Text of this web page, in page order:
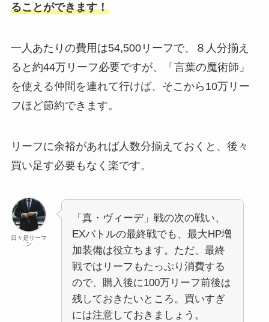
ることができます！
一人あたりの費用は54,500リーフで、８人分揃え
ると約44万リーフ必要ですが、「言葉の魔術師」
を使える仲間を連れて行けば、そこから10万リー
フほど節約できます。
リーフに余裕があれば人数分揃えておくと、後々
買い足す必要もなく楽です。
日々是リーマ
ン
「真・ヴィーデ」戦の次の戦い、
EXバトルの最終戦でも、最大HP増
加装備は役立ちます。ただ、最終
戦ではリーフもたっぷり消費する
ので、購入後に100万リーフ前後は
残しておきたいところ。買いすぎ
には注意しておきましょう。